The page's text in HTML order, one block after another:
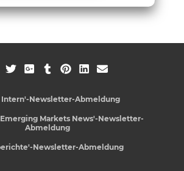
Intern'-Newsletter-Abmeldung
Markets News'-Newsletter-
Abmeldung
Newsletter-Abmeldung